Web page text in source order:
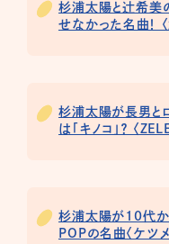
杉浦太陽と辻希美
せなかった名曲！
杉浦太陽が長男と
は「キノコ」？ 〈
杉浦太陽が10代か
POPの名曲〈ケツ